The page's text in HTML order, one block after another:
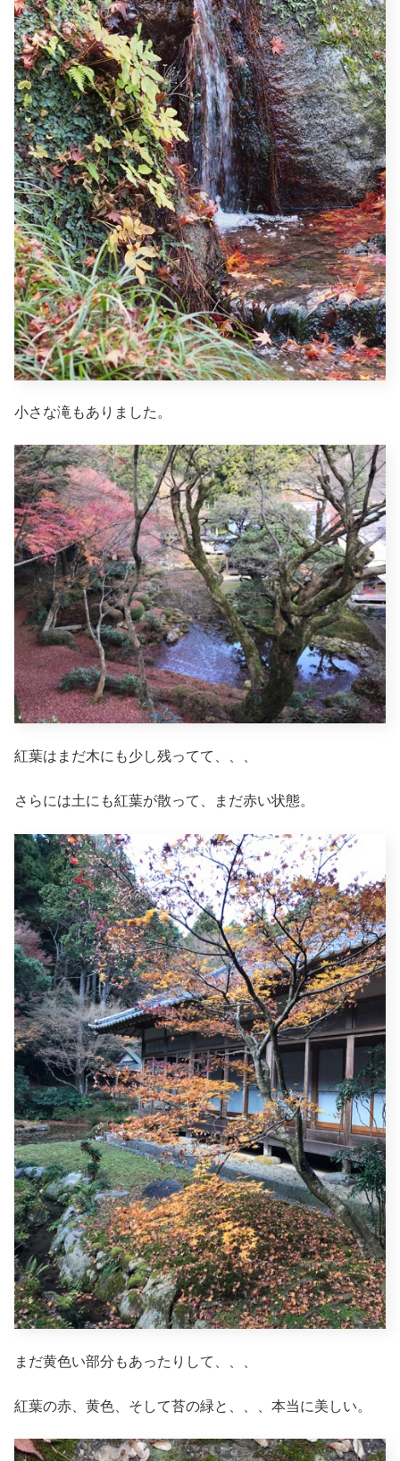
小さな滝もありました。
紅葉はまだ木にも少し残ってて、、、
さらには土にも紅葉が散って、まだ赤い状態。
まだ黄色い部分もあったりして、、、
紅葉の赤、黄色、そして苔の緑と、、、本当に美しい。